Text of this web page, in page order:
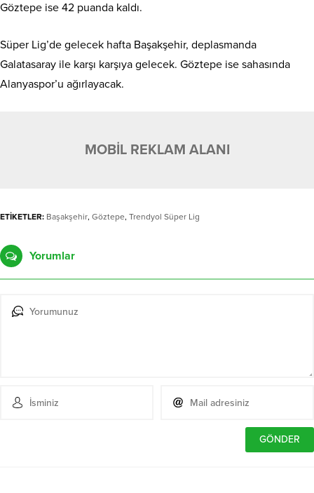
Göztepe ise 42 puanda kaldı.
Süper Lig’de gelecek hafta Başakşehir, deplasmanda
Galatasaray ile karşı karşıya gelecek. Göztepe ise sahasında
Alanyaspor’u ağırlayacak.
MOBİL REKLAM ALANI
ETİKETLER: Başakşehir, Göztepe, Trendyol Süper Lig
Yorumlar